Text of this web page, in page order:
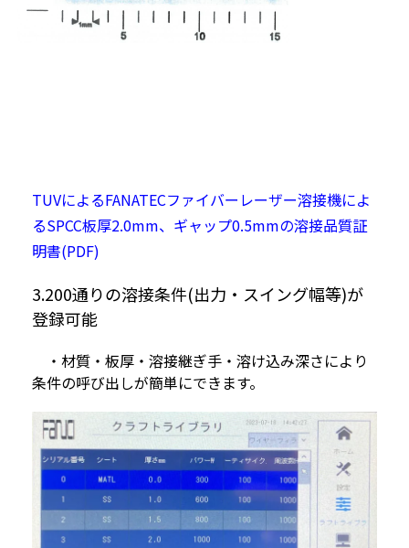
TUVによるFANATECファイバーレーザー溶接機によ
るSPCC板厚2.0mm、ギャップ0.5mmの溶接品質証
明書(PDF)
3.200通りの溶接条件(出力・スイング幅等)が
登録可能
・材質・板厚・溶接継ぎ手・溶け込み深さにより
条件の呼び出しが簡単にできます。